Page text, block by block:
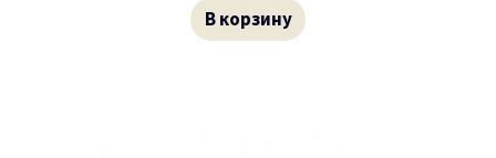
В корзину